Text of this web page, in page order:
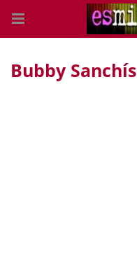
Bubby Sanchís